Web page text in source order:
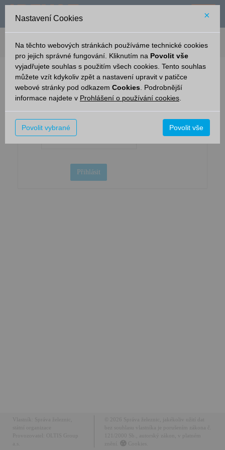
verze: 1.9.2 podpora: 702 001 199 (OG), 972 235 333 (SŽT)
Jméno: *
Přihlásit
Vlastník:
Správa železnic,
OLTIS Group
© 2026 Správa železnic, jakékoliv užití dat
121/2000 Sb., autorský zákon, v platném
Nastavení Cookies ×
Na těchto webových stránkách používáme technické cookies
pro jejich správné fungování. Kliknutím na Povolit vše
vyjadřujete souhlas s použitím všech cookies. Tento souhlas
můžete vzít kdykoliv zpět a nastavení upravit v patičce
webové stránky pod odkazem Cookies . Podrobnější
informace najdete v Prohlášení o používání cookies
Povolit vybrané Povolit vše